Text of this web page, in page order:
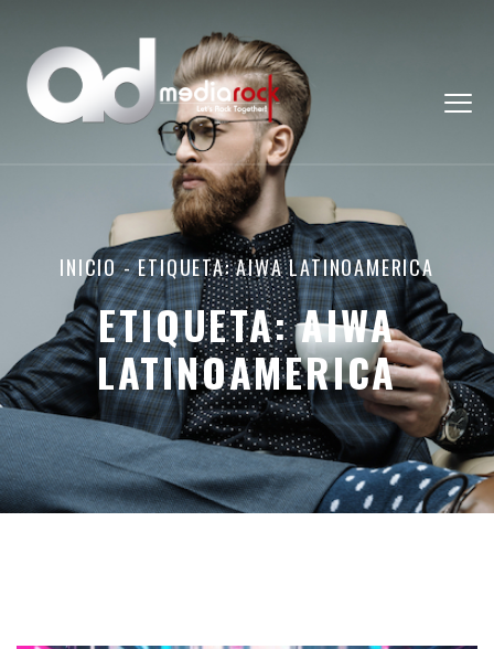
INICIO-ETIQUETA: AIWA LATINOAMERICA
ETIQUETA:AIWA
LATINOAMERICA